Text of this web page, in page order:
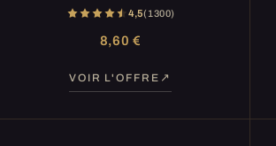
4,5(1 300)
8,60 €
VOIR L'OFFRE